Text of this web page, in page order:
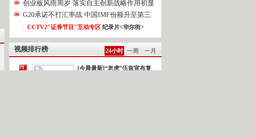
创业板风雨周岁 落实自主创新战略作用初显
G20承诺不打汇率战 中国IMF份额升至第三
CCTV2"证券节目"互动专区 纪录片<华尔街>
视频排行榜 24小时 一周 一月
1
[今晨最新]“老虎”伍兹宣布复